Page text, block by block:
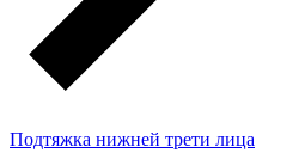
Подтяжка нижней трети лица